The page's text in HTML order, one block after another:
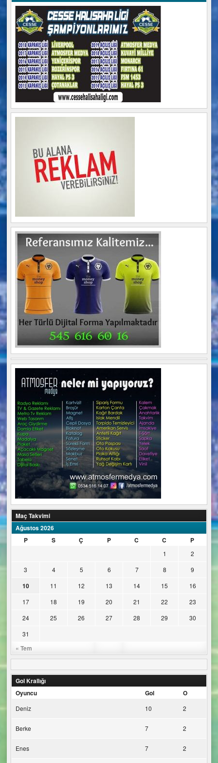
Maç Takvimi
Ağustos 2026
P
S Ç P C C P
« Tem
1
2
3
4 5 6 7 8 9
10 11 12 13 14 15
16
17
18 19 20 21 22
23
24
25 26 27 28 29
30
31
Gol Krallığı
Oyuncu
Gol O
Deniz 10 2
Berke 7 2
Enes 7 2